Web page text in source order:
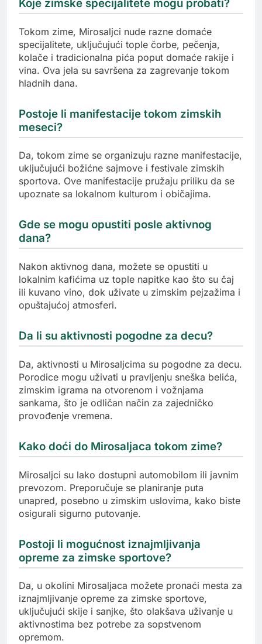
Koje zimske specijalitete mogu probati?
Tokom zime, Mirosaljci nude razne domaće
specijalitete, uključujući tople čorbe, pečenja,
kolače i tradicionalna pića poput domaće rakije i
vina. Ova jela su savršena za zagrevanje tokom
hladnih dana.
Postoje li manifestacije tokom zimskih
meseci?
Da, tokom zime se organizuju razne manifestacije,
uključujući božićne sajmove i festivale zimskih
sportova. Ove manifestacije pružaju priliku da se
upoznate sa lokalnom kulturom i običajima.
Gde se mogu opustiti posle aktivnog
dana?
Nakon aktivnog dana, možete se opustiti u
lokalnim kafićima uz tople napitke kao što su čaj
ili kuvano vino, dok uživate u zimskim pejzažima i
opuštajućoj atmosferi.
Da li su aktivnosti pogodne za decu?
Da, aktivnosti u Mirosaljcima su pogodne za decu.
Porodice mogu uživati u pravljenju sneška belića,
zimskim igrama na otvorenom i vožnjama
sankama, što je odličan način za zajedničko
provođenje vremena.
Kako doći do Mirosaljaca tokom zime?
Mirosaljci su lako dostupni automobilom ili javnim
prevozom. Preporučuje se planiranje puta
unapred, posebno u zimskim uslovima, kako biste
osigurali sigurno putovanje.
Postoji li mogućnost iznajmljivanja
opreme za zimske sportove?
Da, u okolini Mirosaljaca možete pronaći mesta za
iznajmljivanje opreme za zimske sportove,
uključujući skije i sanjke, što olakšava uživanje u
aktivnostima bez potrebe za sopstvenom
opremom.